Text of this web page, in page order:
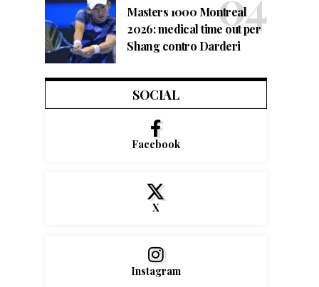
Masters 1000 Montreal
2026: medical time out per
Shang contro Darderi
SOCIAL
Facebook
X
Instagram